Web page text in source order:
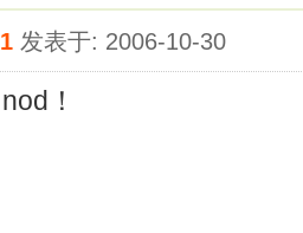
1 发表于: 2006-10-30
nod！